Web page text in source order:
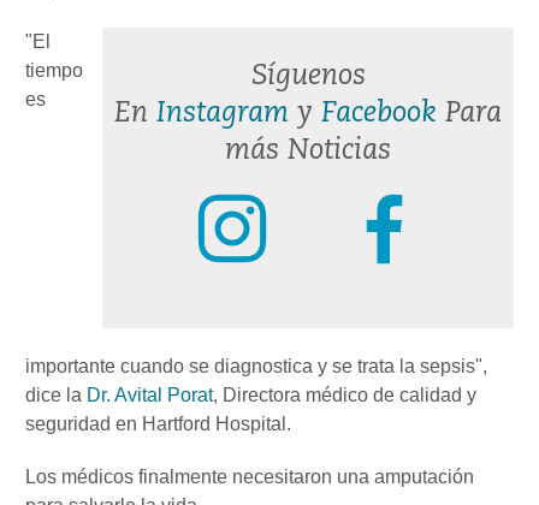
Síguenos
En Instagram y Facebook Para
más Noticias
"El
tiempo
es
importante cuando se diagnostica y se trata la sepsis",
dice la Dr. Avital Porat, Directora médico de calidad y
seguridad en Hartford Hospital.
Los médicos finalmente necesitaron una amputación